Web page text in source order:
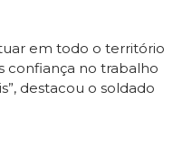
em todo o território
confiança no trabalho
destacou o soldado